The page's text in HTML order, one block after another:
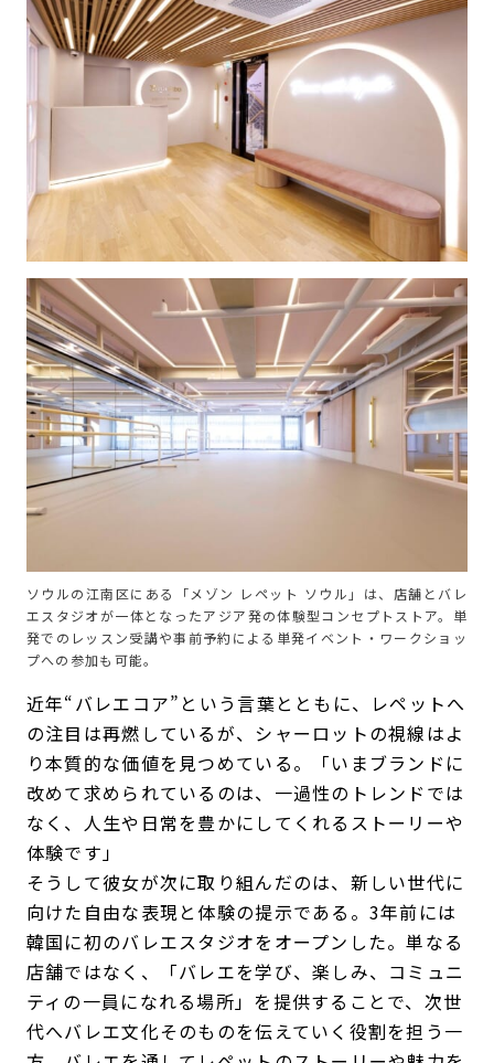
ソウルの江南区にある「メゾン レペット ソウル」は、店舗とバレ
エスタジオが一体となったアジア発の体験型コンセプトストア。単
発でのレッスン受講や事前予約による単発イベント・ワークショッ
プへの参加も可能。
近年“バレエコア”という言葉とともに、レペットへ
の注目は再燃しているが、シャーロットの視線はよ
り本質的な価値を見つめている。「いまブランドに
改めて求められているのは、一過性のトレンドでは
なく、人生や日常を豊かにしてくれるストーリーや
体験です」
そうして彼女が次に取り組んだのは、新しい世代に
向けた自由な表現と体験の提示である。3年前には
韓国に初のバレエスタジオをオープンした。単なる
店舗ではなく、「バレエを学び、楽しみ、コミュニ
ティの一員になれる場所」を提供することで、次世
代へバレエ文化そのものを伝えていく役割を担う一